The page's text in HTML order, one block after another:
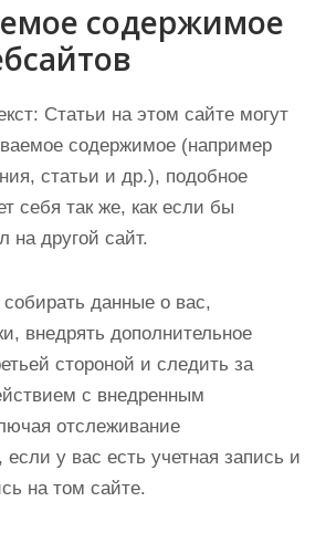
содержимое
Статьи на этом сайте могут
содержимое (например
статьи и др.), подобное
себя так же, как если бы
на другой сайт.
данные о вас,
внедрять дополнительное
стороной и следить за
с внедренным
отслеживание
у вас есть учетная запись и
на том сайте.